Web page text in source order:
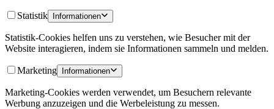
Statistik Informationen
Statistik-Cookies helfen uns zu verstehen, wie Besucher mit der
Website interagieren, indem sie Informationen sammeln und melden.
Marketing Informationen
Marketing-Cookies werden verwendet, um Besuchern relevante
Werbung anzuzeigen und die Werbeleistung zu messen.